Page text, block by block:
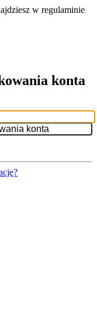
w regulaminie
konta